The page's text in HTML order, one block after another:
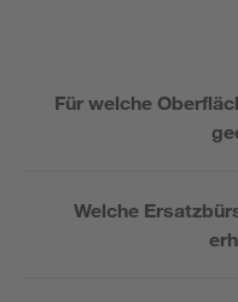
Für welche
Welche